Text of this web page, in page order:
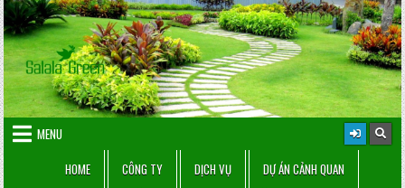
Skip
to
content
MENU
HOME
CÔNG TY DỊCH VỤ DỰ ÁN CẢNH QUAN